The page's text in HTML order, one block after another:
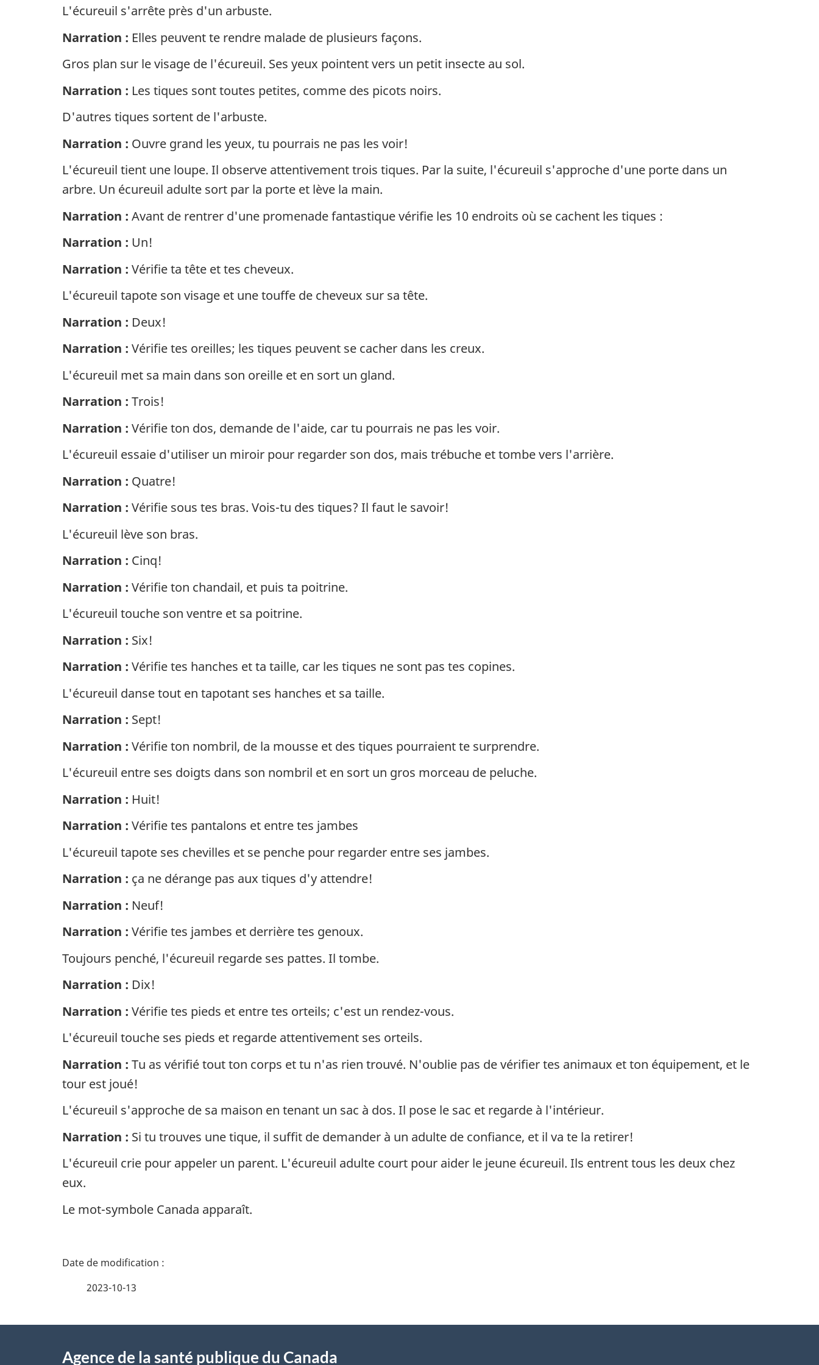
L'écureuil s'arrête près d'un arbuste.
Narration : Elles peuvent te rendre malade de plusieurs façons.
Gros plan sur le visage de l'écureuil. Ses yeux pointent vers un petit insecte au sol.
Narration : Les tiques sont toutes petites, comme des picots noirs.
D'autres tiques sortent de l'arbuste.
Narration : Ouvre grand les yeux, tu pourrais ne pas les voir!
L'écureuil tient une loupe. Il observe attentivement trois tiques. Par la suite, l'écureuil s'approche d'une porte dans un
arbre. Un écureuil adulte sort par la porte et lève la main.
Narration : Avant de rentrer d'une promenade fantastique vérifie les 10 endroits où se cachent les tiques :
Narration : Un!
Narration : Vérifie ta tête et tes cheveux.
L'écureuil tapote son visage et une touffe de cheveux sur sa tête.
Narration : Deux!
Narration : Vérifie tes oreilles; les tiques peuvent se cacher dans les creux.
L'écureuil met sa main dans son oreille et en sort un gland.
Narration : Trois!
Narration : Vérifie ton dos, demande de l'aide, car tu pourrais ne pas les voir.
L'écureuil essaie d'utiliser un miroir pour regarder son dos, mais trébuche et tombe vers l'arrière.
Narration : Quatre!
Narration : Vérifie sous tes bras. Vois-tu des tiques? Il faut le savoir!
L'écureuil lève son bras.
Narration : Cinq!
Narration : Vérifie ton chandail, et puis ta poitrine.
L'écureuil touche son ventre et sa poitrine.
Narration : Six!
Narration : Vérifie tes hanches et ta taille, car les tiques ne sont pas tes copines.
L'écureuil danse tout en tapotant ses hanches et sa taille.
Narration : Sept!
Narration : Vérifie ton nombril, de la mousse et des tiques pourraient te surprendre.
L'écureuil entre ses doigts dans son nombril et en sort un gros morceau de peluche.
Narration : Huit!
Narration : Vérifie tes pantalons et entre tes jambes
L'écureuil tapote ses chevilles et se penche pour regarder entre ses jambes.
Narration : ça ne dérange pas aux tiques d'y attendre!
Narration : Neuf!
Narration : Vérifie tes jambes et derrière tes genoux.
Toujours penché, l'écureuil regarde ses pattes. Il tombe.
Narration : Dix!
Narration : Vérifie tes pieds et entre tes orteils; c'est un rendez-vous.
L'écureuil touche ses pieds et regarde attentivement ses orteils.
Narration : Tu as vérifié tout ton corps et tu n'as rien trouvé. N'oublie pas de vérifier tes animaux et ton équipement, et le
tour est joué!
L'écureuil s'approche de sa maison en tenant un sac à dos. Il pose le sac et regarde à l'intérieur.
Narration : Si tu trouves une tique, il suffit de demander à un adulte de confiance, et il va te la retirer!
L'écureuil crie pour appeler un parent. L'écureuil adulte court pour aider le jeune écureuil. Ils entrent tous les deux chez
eux.
Le mot-symbole Canada apparaît.
D
a
2023-10-13
Agence de la santé publique du Canada